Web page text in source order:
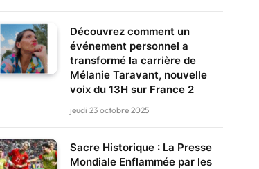
Découvrez comment un
événement personnel a
transformé la carrière de
Mélanie Taravant, nouvelle
voix du 13H sur France 2
jeudi 23 octobre 2025
Sacre Historique : La Presse
Mondiale Enflammée par les